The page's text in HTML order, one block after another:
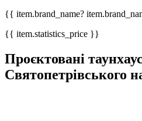
{{ item.brand_name?
{{ item.statistics_price }}
Проєктовані
Святопетрівського